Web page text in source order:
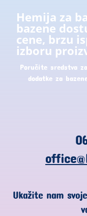
Hemija za
bazene
cene, brzu
izboru
Poručite sredstva
dodatke za
Ukažite nam